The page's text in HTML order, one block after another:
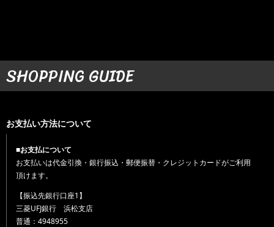
SHOPPING GUIDE
お支払い方法について
■お支払について
お支払いは代金引換・銀行振込・郵便振替・クレジットカードがご利用
頂けます。
【振込先銀行口座1】
三菱UFJ銀行 浜松支店
普通：4948955